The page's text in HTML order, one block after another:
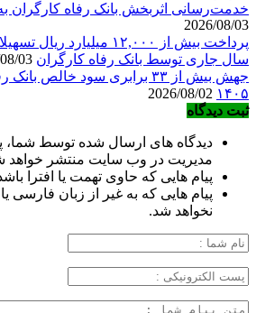
خدمت‌رسانی اثربخش بانک رفاه کارگران
2026/08/03
پرداخت بیش از ۱۲,۰۰۰
سال جاری توسط بانک رفاه کارگران
جهش بیش از ۳۳ برابری سود خالص
۱۴۰۵
ثبت دیدگاه
دیدگاه های ارسال شده توسط شما،
مدیریت در وب سایت منتشر خواهد
پیام هایی که حاوی تهمت یا افترا
پیام هایی که به غیر از زبان فارسی
نخواهد شد.